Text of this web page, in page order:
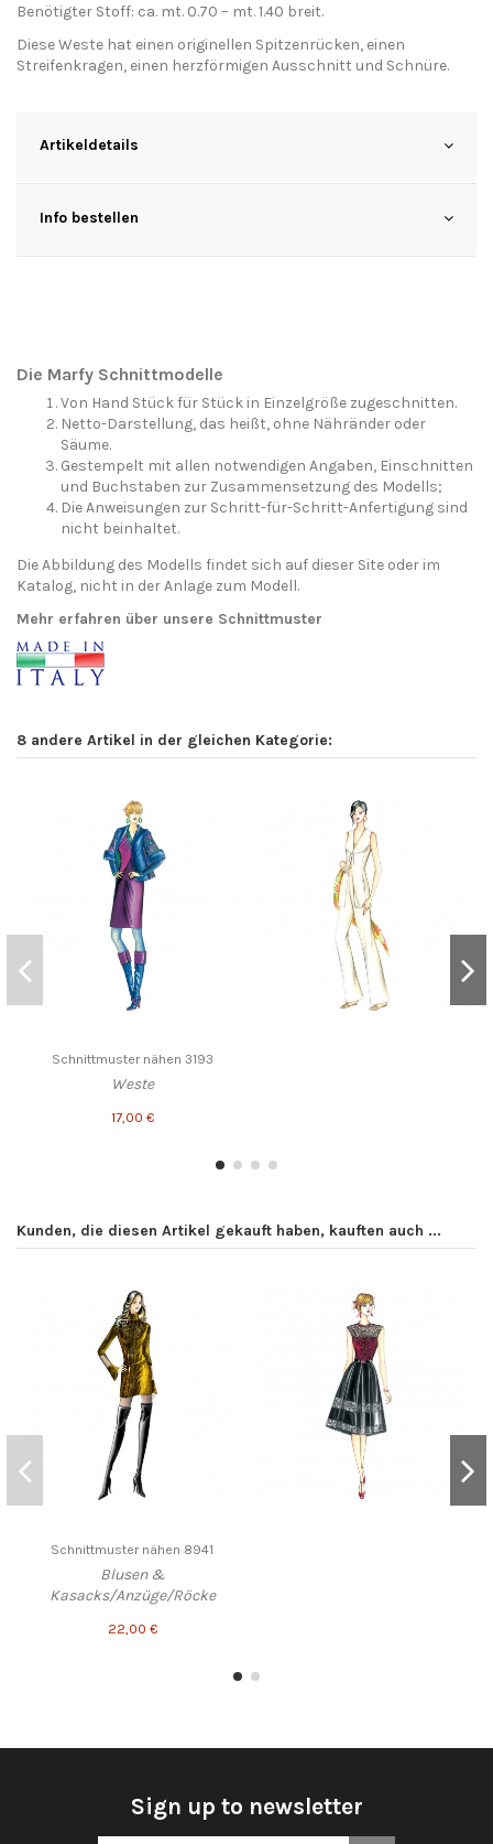
Benötigter Stoff: ca. mt. 0.70 – mt. 1.40 breit.
Diese Weste hat einen originellen Spitzenrücken, einen
Streifenkragen, einen herzförmigen Ausschnitt und Schnüre.
Artikeldetails
Info bestellen
Die Marfy Schnittmodelle
Von Hand Stück für Stück in Einzelgröße zugeschnitten.
Netto-Darstellung, das heißt, ohne Nähränder oder
Säume.
Gestempelt mit allen notwendigen Angaben, Einschnitten
und Buchstaben zur Zusammensetzung des Modells;
Die Anweisungen zur Schritt-für-Schritt-Anfertigung sind
nicht beinhaltet.
Die Abbildung des Modells findet sich auf dieser Site oder im
Katalog, nicht in der Anlage zum Modell.
Mehr erfahren über unsere Schnittmuster
8 andere Artikel in der gleichen Kategorie:
Schnittmuster nähen 3193
Weste
17,00 €
Kunden, die diesen Artikel gekauft haben, kauften auch ...
Schnittmuster nähen 8941
Blusen &
Kasacks/Anzüge/Röcke
22,00 €
Sign up to newsletter